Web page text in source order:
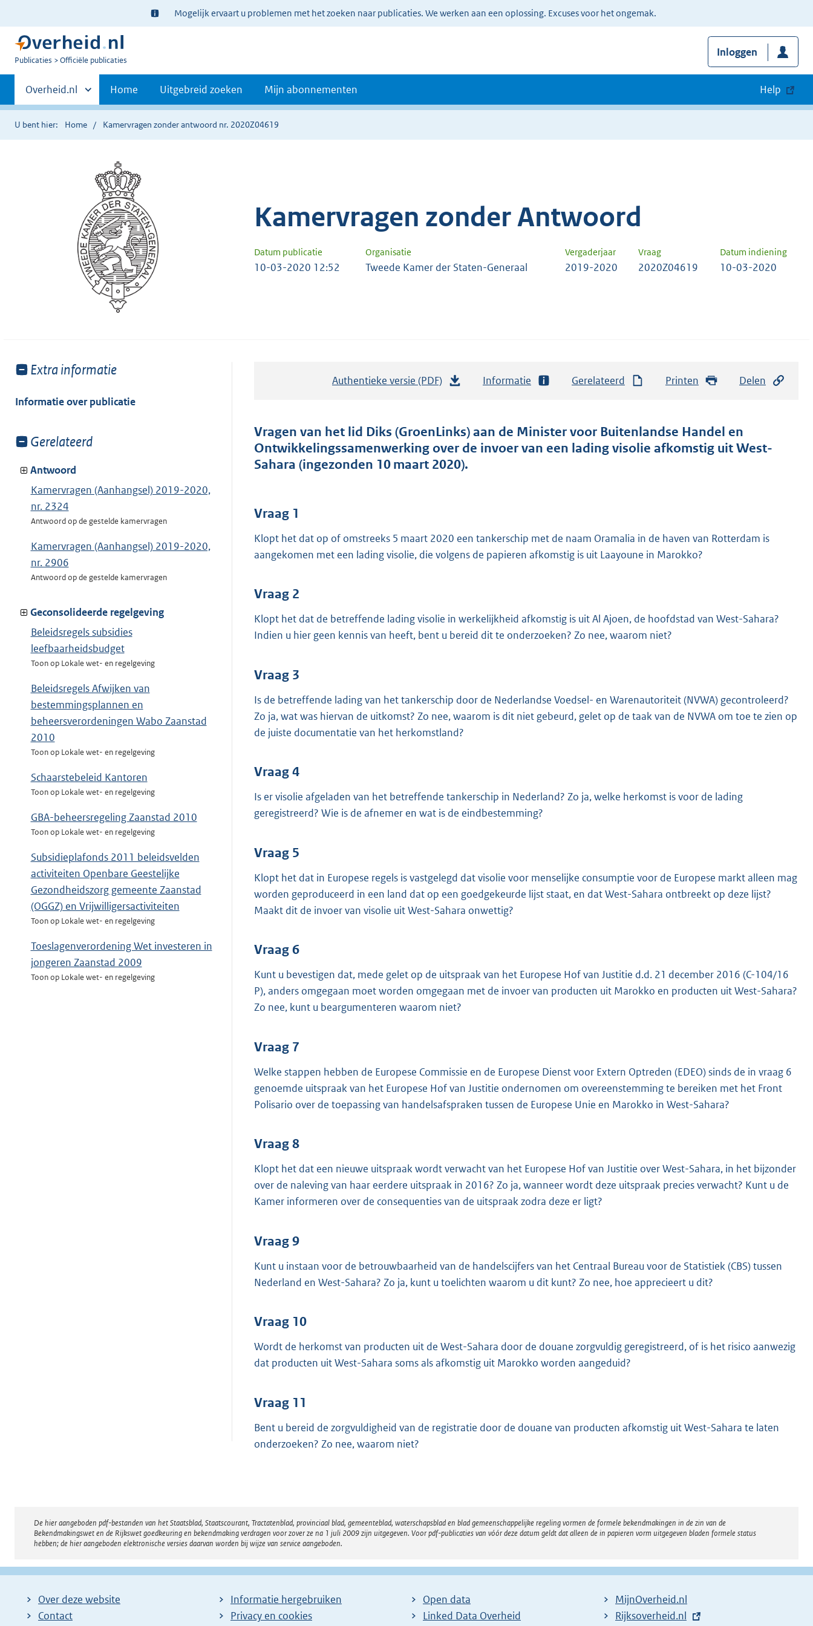
Ter
informatie:
Mogelijk ervaart u problemen met het zoeken naar publicaties. We werken aan een oplossing. Excuses voor het ongemak.
U
Publicaties Officiële publicaties
Inloggen
Primaire
navigatie
Andere
sites
binnen
Overheid.nl Home Uitgebreid zoeken Mijn abonnementen Help
U bent hier: Home Kamervragen zonder antwoord nr. 2020Z04619
Kamervragen zonder Antwoord
Datum publicatie Organisatie Vergaderjaar Vraag Datum indiening
10-03-2020 12:52 Tweede Kamer der Staten-Generaal 2019-2020 2020Z04619 10-03-2020
Toon
van:
Extra informatie
Informatie over publicatie
Toon
van:
Gerelateerd
Antwoord
Kamervragen (Aanhangsel) 2019-2020,
nr. 2324
Antwoord op de gestelde kamervragen
Kamervragen (Aanhangsel) 2019-2020,
nr. 2906
Antwoord op de gestelde kamervragen
Geconsolideerde regelgeving
Beleidsregels subsidies
leefbaarheidsbudget
Toon op Lokale wet- en regelgeving
Beleidsregels Afwijken van
bestemmingsplannen en
beheersverordeningen Wabo Zaanstad
2010
Toon op Lokale wet- en regelgeving
Schaarstebeleid Kantoren
Toon op Lokale wet- en regelgeving
GBA-beheersregeling Zaanstad 2010
Toon op Lokale wet- en regelgeving
Subsidieplafonds 2011 beleidsvelden
activiteiten Openbare Geestelijke
Gezondheidszorg gemeente Zaanstad
(OGGZ) en Vrijwilligersactiviteiten
Toon op Lokale wet- en regelgeving
Toeslagenverordening Wet investeren in
jongeren Zaanstad 2009
Toon op Lokale wet- en regelgeving
Authentieke versie (PDF)
t
a
n
o
o
:
3
Informatie Gerelateerd Printen Delen
Vragen van het lid Diks (GroenLinks) aan de Minister voor Buitenlandse Handel en
Ontwikkelingssamenwerking over de invoer van een lading visolie afkomstig uit West-
Sahara (ingezonden 10 maart 2020).
Vraag 1
Klopt het dat op of omstreeks 5 maart 2020 een tankerschip met de naam Oramalia in de haven van Rotterdam is
aangekomen met een lading visolie, die volgens de papieren afkomstig is uit Laayoune in Marokko?
Vraag 2
Klopt het dat de betreffende lading visolie in werkelijkheid afkomstig is uit Al Ajoen, de hoofdstad van West-Sahara?
Indien u hier geen kennis van heeft, bent u bereid dit te onderzoeken? Zo nee, waarom niet?
Vraag 3
Is de betreffende lading van het tankerschip door de Nederlandse Voedsel- en Warenautoriteit (NVWA) gecontroleerd?
Zo ja, wat was hiervan de uitkomst? Zo nee, waarom is dit niet gebeurd, gelet op de taak van de NVWA om toe te zien op
de juiste documentatie van het herkomstland?
Vraag 4
Is er visolie afgeladen van het betreffende tankerschip in Nederland? Zo ja, welke herkomst is voor de lading
geregistreerd? Wie is de afnemer en wat is de eindbestemming?
Vraag 5
Klopt het dat in Europese regels is vastgelegd dat visolie voor menselijke consumptie voor de Europese markt alleen mag
worden geproduceerd in een land dat op een goedgekeurde lijst staat, en dat West-Sahara ontbreekt op deze lijst?
Maakt dit de invoer van visolie uit West-Sahara onwettig?
Vraag 6
Kunt u bevestigen dat, mede gelet op de uitspraak van het Europese Hof van Justitie d.d. 21 december 2016 (C-104/16
P), anders omgegaan moet worden omgegaan met de invoer van producten uit Marokko en producten uit West-Sahara?
Zo nee, kunt u beargumenteren waarom niet?
Vraag 7
Welke stappen hebben de Europese Commissie en de Europese Dienst voor Extern Optreden (EDEO) sinds de in vraag 6
genoemde uitspraak van het Europese Hof van Justitie ondernomen om overeenstemming te bereiken met het Front
Polisario over de toepassing van handelsafspraken tussen de Europese Unie en Marokko in West-Sahara?
Vraag 8
Klopt het dat een nieuwe uitspraak wordt verwacht van het Europese Hof van Justitie over West-Sahara, in het bijzonder
over de naleving van haar eerdere uitspraak in 2016? Zo ja, wanneer wordt deze uitspraak precies verwacht? Kunt u de
Kamer informeren over de consequenties van de uitspraak zodra deze er ligt?
Vraag 9
Kunt u instaan voor de betrouwbaarheid van de handelscijfers van het Centraal Bureau voor de Statistiek (CBS) tussen
Nederland en West-Sahara? Zo ja, kunt u toelichten waarom u dit kunt? Zo nee, hoe apprecieert u dit?
Vraag 10
Wordt de herkomst van producten uit de West-Sahara door de douane zorgvuldig geregistreerd, of is het risico aanwezig
dat producten uit West-Sahara soms als afkomstig uit Marokko worden aangeduid?
Vraag 11
Bent u bereid de zorgvuldigheid van de registratie door de douane van producten afkomstig uit West-Sahara te laten
onderzoeken? Zo nee, waarom niet?
Disclaimer
De hier aangeboden pdf-bestanden van het Staatsblad, Staatscourant, Tractatenblad, provinciaal blad, gemeenteblad, waterschapsblad en blad gemeenschappelijke regeling vormen de formele bekendmakingen in de zin van de
Bekendmakingswet en de Rijkswet goedkeuring en bekendmaking verdragen voor zover ze na 1 juli 2009 zijn uitgegeven. Voor pdf-publicaties van vóór deze datum geldt dat alleen de in papieren vorm uitgegeven bladen formele status
hebben; de hier aangeboden elektronische versies daarvan worden bij wijze van service aangeboden.
Over deze website
Contact
Informatie hergebruiken
Privacy en cookies
Open data
Linked Data Overheid
MijnOverheid.nl
E
Rijksoverheid.nl